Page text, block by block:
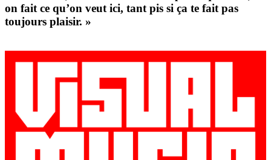
on fait ce qu’on veut ici, tant pis si ça te fait pas
toujours plaisir. »